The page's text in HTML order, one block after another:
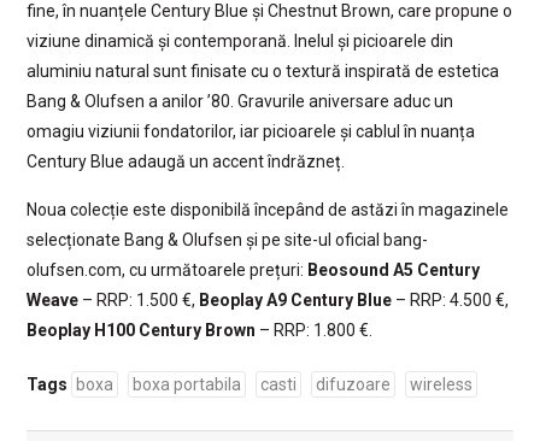
fine, în nuanțele Century Blue și Chestnut Brown, care propune o
viziune dinamică și contemporană. Inelul și picioarele din
aluminiu natural sunt finisate cu o textură inspirată de estetica
Bang & Olufsen a anilor ’80. Gravurile aniversare aduc un
omagiu viziunii fondatorilor, iar picioarele și cablul în nuanța
Century Blue adaugă un accent îndrăzneț.
Noua colecție este disponibilă începând de astăzi în magazinele
selecționate Bang & Olufsen și pe site-ul oficial bang-
olufsen.com, cu următoarele prețuri: Beosound A5 Century
Weave– RRP: 1.500 €, Beoplay A9 Century Blue– RRP: 4.500 €,
Beoplay H100 Century Brown – RRP: 1.800 €.
Tags boxa boxa portabila casti difuzoare wireless